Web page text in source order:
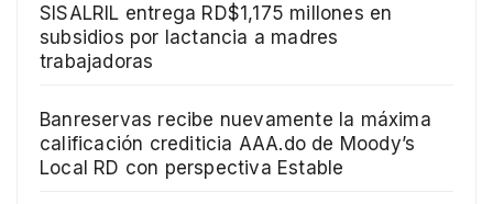
SISALRIL entrega RD$1,175 millones en
subsidios por lactancia a madres
trabajadoras
Banreservas recibe nuevamente la máxima
calificación crediticia AAA.do de Moody’s
Local RD con perspectiva Estable